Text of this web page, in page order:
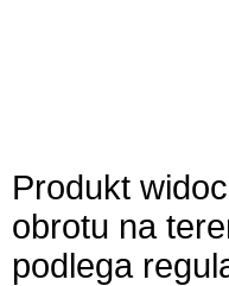
Produkt
obrotu na
podlega